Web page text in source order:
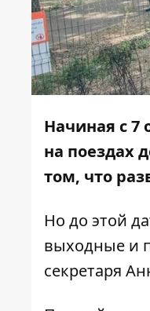
Начиная с 7
на поездах
том, что
Но до этой
выходные и
секретаря